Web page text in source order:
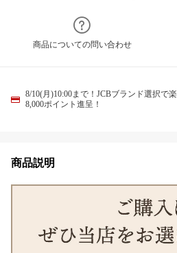
商品についての問い合わせ
8/10(月)10:00まで！JCBブランド選択で
8,000ポイント進呈！
商品説明